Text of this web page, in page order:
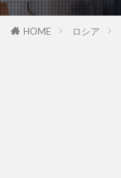
HOME ロシア